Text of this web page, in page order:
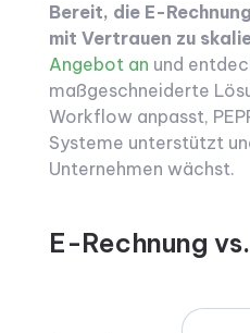
Bereit, die E-
mit Vertrauen zu
Angebot an und
maßgeschneiderte
Workflow anpasst,
Systeme unterstützt
Unternehmen wächst.
E-Rechnung